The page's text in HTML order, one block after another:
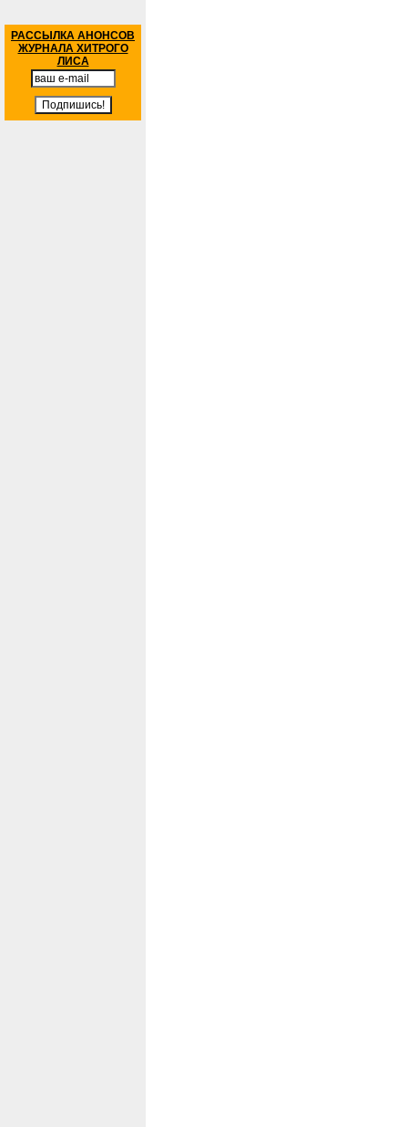
РАССЫЛКА АНОНСОВ
ЖУРНАЛА ХИТРОГО
ЛИСА